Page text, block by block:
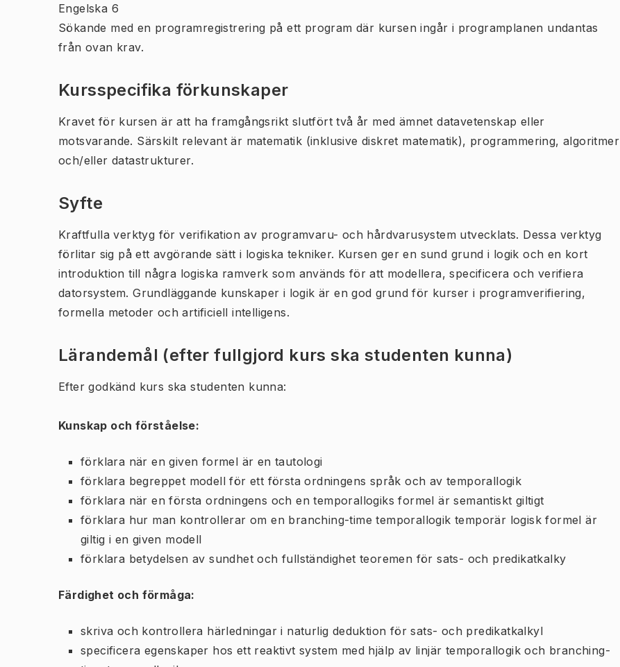
Engelska 6
Sökande med en programregistrering på ett program där kursen ingår i programplanen undantas
från ovan krav.
Kursspecifika förkunskaper
Kravet för kursen är att ha framgångsrikt slutfört två år med ämnet datavetenskap eller
motsvarande. Särskilt relevant är matematik (inklusive diskret matematik), programmering, algoritmer
och/eller datastrukturer.
Syfte
Kraftfulla verktyg för verifikation av programvaru- och hårdvarusystem utvecklats. Dessa verktyg
förlitar sig på ett avgörande sätt i logiska tekniker. Kursen ger en sund grund i logik och en kort
introduktion till några logiska ramverk som används för att modellera, specificera och verifiera
datorsystem. Grundläggande kunskaper i logik är en god grund för kurser i programverifiering,
formella metoder och artificiell intelligens.
Lärandemål (efter fullgjord kurs ska studenten kunna)
Efter godkänd kurs ska studenten kunna:
Kunskap och förståelse:
förklara när en given formel är en tautologi
förklara begreppet modell för ett första ordningens språk och av temporallogik
förklara när en första ordningens och en temporallogiks formel är semantiskt giltigt
förklara hur man kontrollerar om en branching-time temporallogik temporär logisk formel är
giltig i en given modell
förklara betydelsen av sundhet och fullständighet teoremen för sats- och predikatkalky
Färdighet och förmåga:
skriva och kontrollera härledningar i naturlig deduktion för sats- och predikatkalkyl
specificera egenskaper hos ett reaktivt system med hjälp av linjär temporallogik och branching-